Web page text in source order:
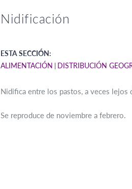
Nidificación
ESTA SECCIÓN:
ALIMENTACIÓN
DISTRIBUCIÓN
Nidifica entre los pastos, a veces lejos
Se reproduce de noviembre a febrero.